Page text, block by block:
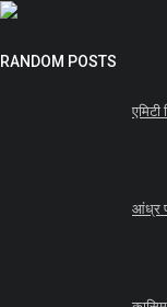
RANDOM POSTS
आंध्र